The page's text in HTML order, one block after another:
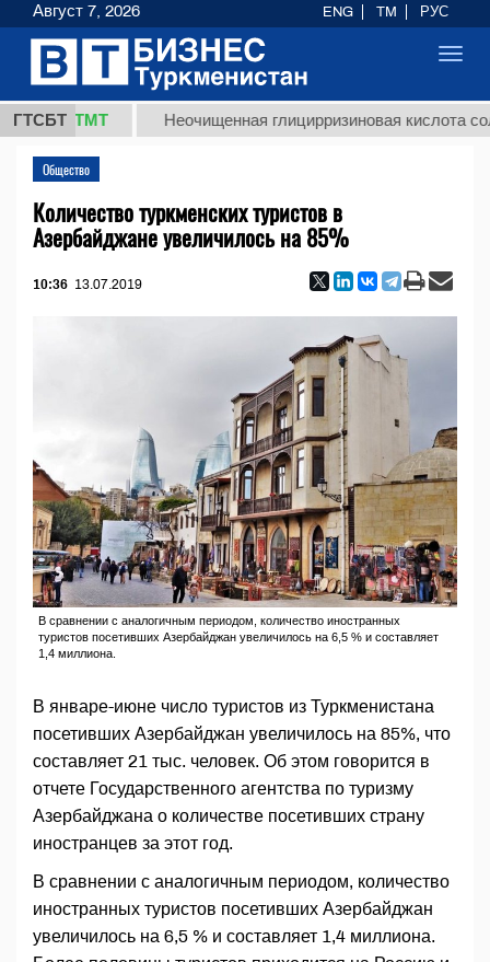
ГТСБТ
ТМТ Неочищенная глицирризиновая кислота
Общество
Количество туркменских туристов в
Азербайджане увеличилось на 85%
10:36 13.07.2019
В сравнении с аналогичным периодом, количество иностранных
туристов посетивших Азербайджан увеличилось на 6,5 % и составляет
1,4 миллиона.
В январе-июне число туристов из Туркменистана
посетивших Азербайджан увеличилось на 85%, что
составляет 21 тыс. человек. Об этом говорится в
отчете Государственного агентства по туризму
Азербайджана о количестве посетивших страну
иностранцев за этот год.
В сравнении с аналогичным периодом, количество
иностранных туристов посетивших Азербайджан
увеличилось на 6,5 % и составляет 1,4 миллиона.
Август 7, 2026 ENG TM РУС